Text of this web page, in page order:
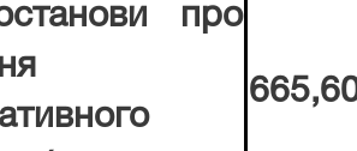
про